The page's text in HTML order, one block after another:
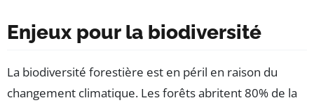
Enjeux pour la biodiversité
La biodiversité forestière est en péril en raison du
changement climatique. Les forêts abritent 80% de la